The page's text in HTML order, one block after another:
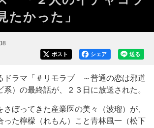
たかった」
送る
シェア
ポスト
ドラマ「＃リモラブ ～普通の恋は邪道
系）の最終話が、２３日に放送された。
ぼってきた産業医の美々（波瑠）が、
った檸檬（れもん）こと青林風一（松下